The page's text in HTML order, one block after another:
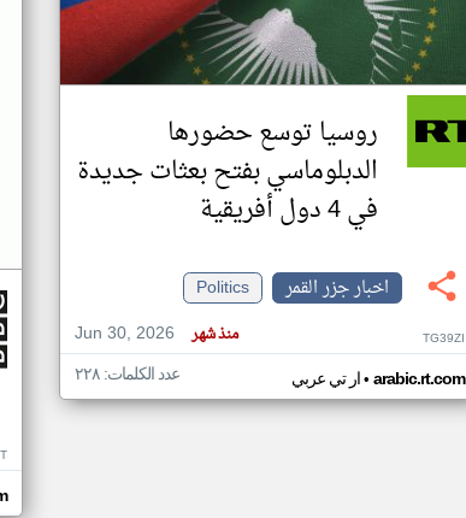
روسيا توسع حضورها
الدبلوماسي بفتح بعثات جديدة
في 4 دول أفريقية
اخبار جزر القمر
Politics
Jun 30, 2026
منذ شهر TG39ZI
ار تي عربي• arabic.rt.com عدد الكلمات: ٢٢٨